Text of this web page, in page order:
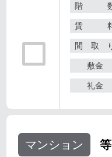
階
賃
間 取
敷金
礼金
マンション